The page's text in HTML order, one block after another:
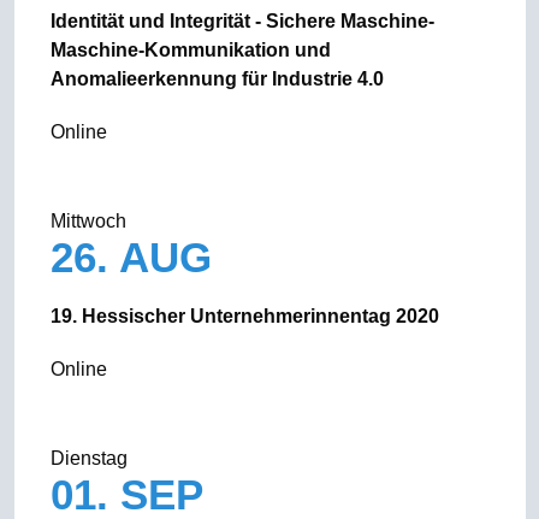
Identität und Integrität - Sichere Maschine-
Maschine-Kommunikation und
Anomalieerkennung für Industrie 4.0
Online
Mittwoch
26. AUG
19. Hessischer Unternehmerinnentag 2020
Online
Dienstag
01. SEP